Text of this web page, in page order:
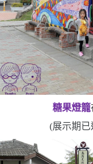
糖果燈籠
(展示期已